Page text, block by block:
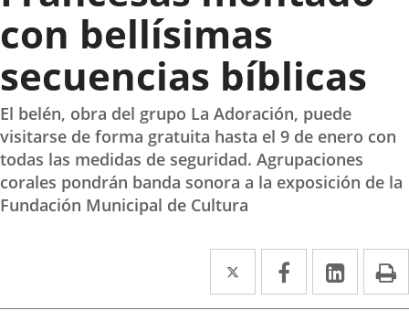
con bellísimas
secuencias bíblicas
El belén, obra del grupo La Adoración, puede
visitarse de forma gratuita hasta el 9 de enero con
todas las medidas de seguridad. Agrupaciones
corales pondrán banda sonora a la exposición de la
Fundación Municipal de Cultura
Twitter
Enlace
a
Facebook
Enlace
a
Enlace
a